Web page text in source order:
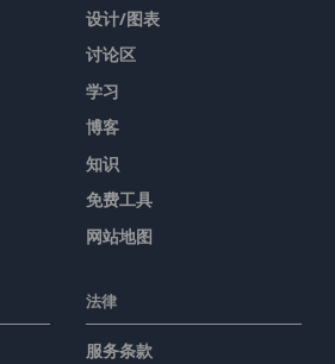
设计/图表
讨论区
学习
博客
知识
免费工具
网站地图
法律
服务条款